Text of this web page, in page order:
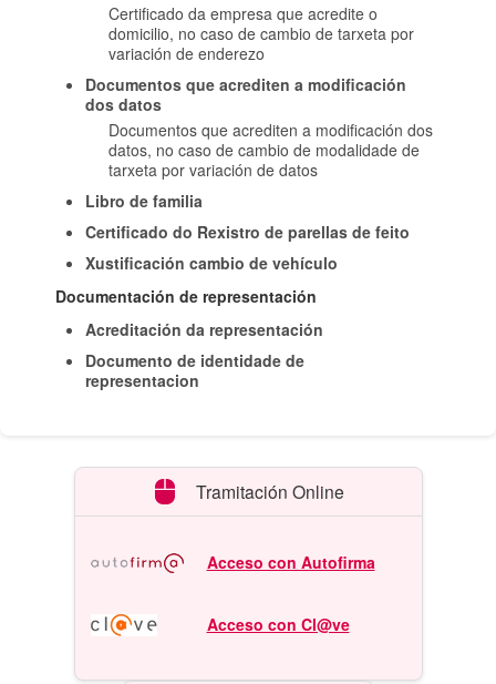
Certificado da empresa que acredite o
domicilio, no caso de cambio de tarxeta por
variación de enderezo
Documentos que acrediten a modificación
dos datos
Documentos que acrediten a modificación dos
datos, no caso de cambio de modalidade de
tarxeta por variación de datos
Libro de familia
Certificado do Rexistro de parellas de feito
Xustificación cambio de vehículo
Documentación de representación
Acreditación da representación
Documento de identidade de
representacion
Tramitación Online
Acceso con Autofirma
Acceso con Cl@ve